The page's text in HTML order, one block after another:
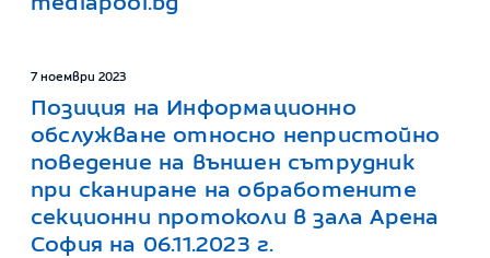
7 ноември 2023
Позиция на Информационно
обслужване относно непристойно
поведение на външен сътрудник
при сканиране на обработените
секционни протоколи в зала Арена
София на 06.11.2023 г.